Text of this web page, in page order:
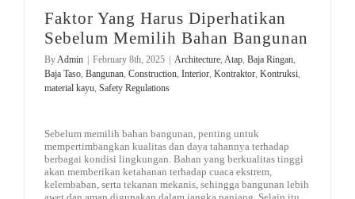
Faktor Yang Harus Diperhatikan
Sebelum Memilih Bahan Bangunan
ByAdmin February 8th, 2025 Architecture, Atap, Baja Ringan,
Baja Taso, Bangunan, Construction, Interior, Kontraktor, Kontruksi,
material kayu, Safety Regulations
Sebelum memilih bahan bangunan, penting untuk
mempertimbangkan kualitas dan daya tahannya terhadap
berbagai kondisi lingkungan. Bahan yang berkualitas tinggi
akan memberikan ketahanan terhadap cuaca ekstrem,
kelembaban, serta tekanan mekanis, sehingga bangunan lebih